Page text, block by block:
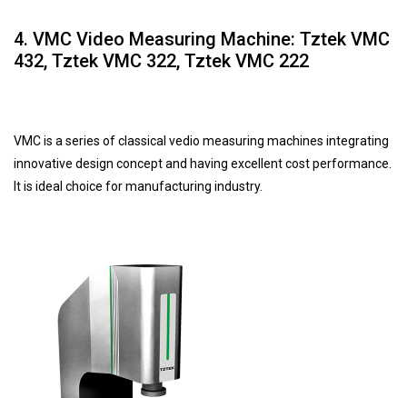
4. VMC Video Measuring Machine: Tztek VMC
432, Tztek VMC 322, Tztek VMC 222
VMC is a series of classical vedio measuring machines integrating
innovative design concept and having excellent cost performance.
It is ideal choice for manufacturing industry.